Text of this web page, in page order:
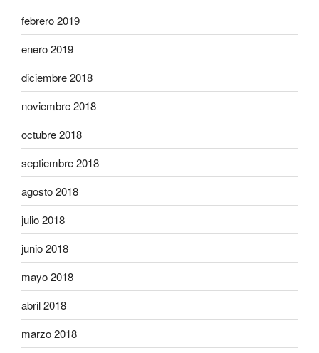
febrero 2019
enero 2019
diciembre 2018
noviembre 2018
octubre 2018
septiembre 2018
agosto 2018
julio 2018
junio 2018
mayo 2018
abril 2018
marzo 2018